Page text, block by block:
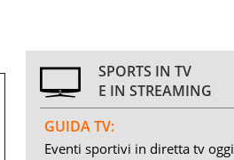
SPORTS IN TV
E IN STREAMING
GUIDA TV:
Eventi sportivi in diretta tv oggi